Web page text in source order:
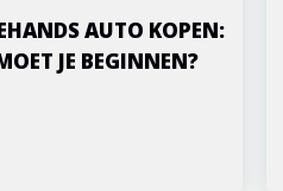
AUTO KOPEN:
JE BEGINNEN?